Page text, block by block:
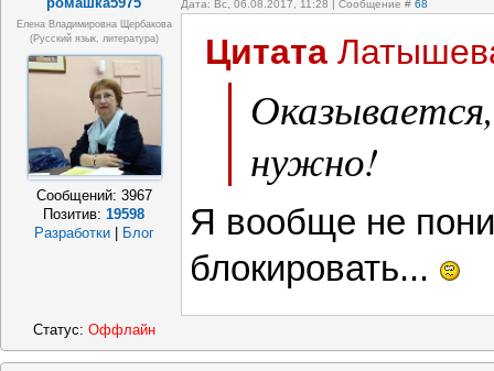
Дата: Вс, 06.08.2017, 11:28 | Сообщение # 68
Елена Владимировна Щербакова
(русский язык, литература)
Сообщений: 3967
Позитив:19598
Разработки
Блог
Цитата
нужно!
Я вообще не
блокировать...
Статус: Оффлайн